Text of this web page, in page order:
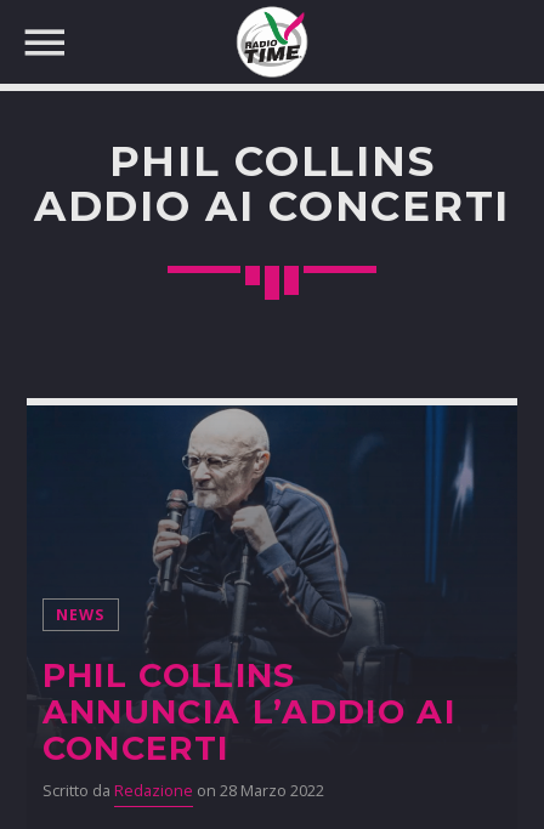
CERCA NEL SITO WEB:
PHIL COLLINS
ADDIO AI CONCERTI
NEWS
PHIL COLLINS
ANNUNCIA L’ADDIO AI
CONCERTI
Scritto da Redazione on 28 Marzo 2022